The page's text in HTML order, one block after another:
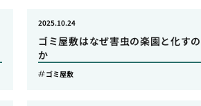
ゴミ屋敷はなぜ害虫の楽園と化すの
か
2025.10.24
ゴミ屋敷